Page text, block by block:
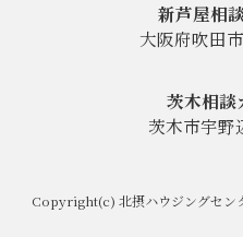
新芦屋相
大阪府吹田
茨木相談
茨木市宇野
Copyright(c) 北摂ハウジングセン